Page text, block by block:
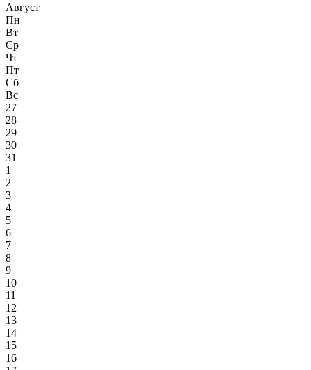
Август
Пн
Вт
Ср
Чт
Пт
Сб
Вс
27
28
29
30
31
1
2
3
4
5
6
7
8
9
10
11
12
13
14
15
16